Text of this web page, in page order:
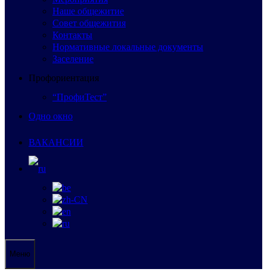
Наше общежитие
Совет общежития
Контакты
Нормативные локальные документы
Заселение
Профориентация
“ПрофиТест”
Одно окно
ВАКАНСИИ
Меню